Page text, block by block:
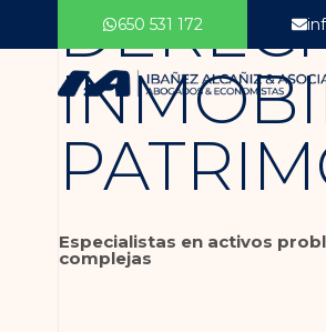
650 531 172
Especialistas en activos
complejas